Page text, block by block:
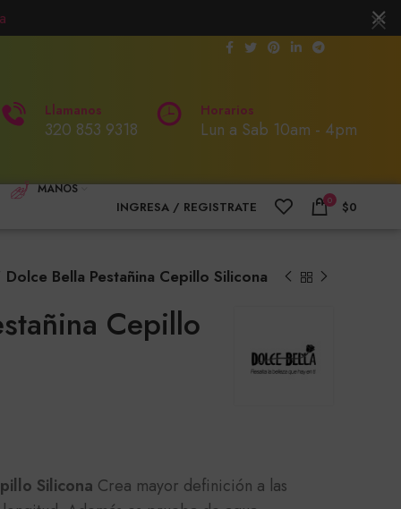
Llamanos
320 853 9318
Horarios
Lun a Sab 10am - 4pm
MANOS
INGRESA / REGISTRATE 0 $0
Dolce Bella Pestañina Cepillo Silicona
Cepillo
Silicona Crea mayor definición a las